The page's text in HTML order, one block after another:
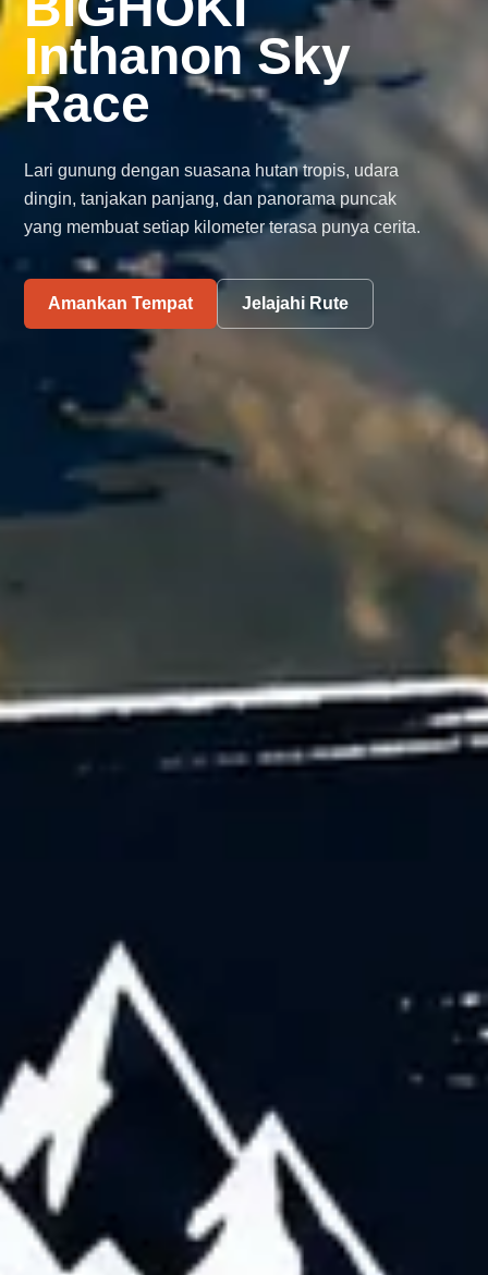
Inthanon Sky
Race
Lari gunung dengan suasana hutan tropis, udara
dingin, tanjakan panjang, dan panorama puncak
yang membuat setiap kilometer terasa punya cerita.
Amankan Tempat Jelajahi Rute